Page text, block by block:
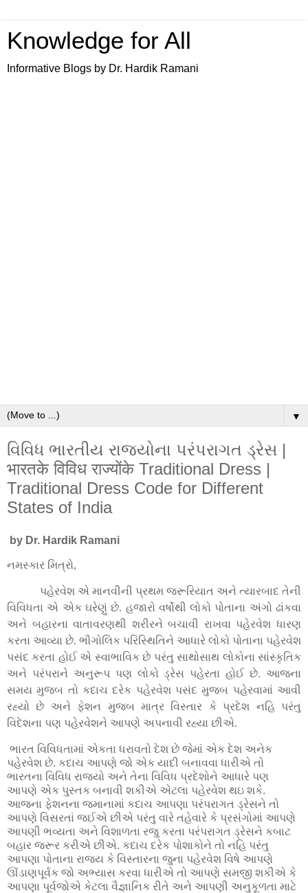
Knowledge for All
Informative Blogs by Dr. Hardik Ramani
▼
વિવિધ ભારતીય રાજ્યોના પરંપરાગત ડ્રેસ |
भारतके विविध राज्योंके Traditional Dress |
Traditional Dress Code for Different
States of India
by Dr. Hardik Ramani
નમસ્કાર મિત્રો,
પહેરવેશ એ માનવીની પ્રથમ જરૂરિયાત અને ત્યારબાદ તેની
વિવિધતા એ એક ઘરેણું છે. હજારો વર્ષોથી લોકો પોતાના અંગો ઢાંકવા
અને બહારના વાતાવરણથી શરીરને બચાવી રાખવા પહેરવેશ ધારણ
કરતા આવ્યા છે. ભૌગોલિક પરિસ્થિતિને આધારે લોકો પોતાના પહેરવેશ
પસંદ કરતા હોઈ એ સ્વાભાવિક છે પરંતુ સાથોસાથ લોકોના સાંસ્કૃતિક
અને પરંપરાને અનુરૂપ પણ લોકો ડ્રેસ પહેરતા હોઈ છે. આજના
સમય મુજબ તો કદાચ દરેક પહેરવેશ પસંદ મુજબ પહેરવામાં આવી
રહ્યો છે અને ફેશન મુજબ માત્ર વિસ્તાર કે પ્રદેશ નહિ પરંતુ
વિદેશના પણ પહેરવેશને આપણે અપનાવી રહ્યા છીએ.
ભારત વિવિધતામાં એકતા ધરાવતો દેશ છે જેમાં એક દેશ અનેક
પહેરવેશ છે. કદાચ આપણે જો એક યાદી બનાવવા ધારીએ તો
ભારતના વિવિધ રાજ્યો અને તેના વિવિધ પ્રદેશોને આધારે પણ
આપણે એક પુસ્તક બનાવી શકીએ એટલા પહેરવેશ થઇ શકે.
આજના ફેશનના જમાનામાં કદાચ આપણા પરંપરાગત ડ્રેસને તો
આપણે વિસરતાં જઈએ છીએ પરંતુ વારે તહેવારે કે પ્રસંગોમાં આપણે
આપણી ભવ્યતા અને વિશાળતા રજુ કરતા પરંપરાગત ડ્રેસને કબાટ
બહાર જરૂર કરીએ છીએ. કદાચ દરેક પોશાકોને તો નહિ પરંતુ
આપણા પોતાના રાજ્ય કે વિસ્તારના જુના પહેરવેશ વિષે આપણે
ઊંડાણપૂર્વક જો અભ્યાસ કરવા ધારીએ તો આપણે સમજી શકીએ કે
આપણા પૂર્વજોએ કેટલા વૈજ્ઞાનિક રીતે અને આપણી અનુકૂળતા માટે